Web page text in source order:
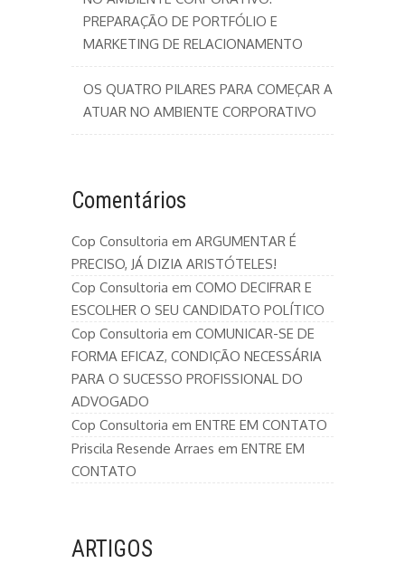
PREPARAÇÃO DE PORTFÓLIO E
MARKETING DE RELACIONAMENTO
OS QUATRO PILARES PARA COMEÇAR A
ATUAR NO AMBIENTE CORPORATIVO
Comentários
Cop Consultoria em ARGUMENTAR É
PRECISO, JÁ DIZIA ARISTÓTELES!
Cop Consultoria em COMO DECIFRAR E
ESCOLHER O SEU CANDIDATO POLÍTICO
Cop Consultoria em COMUNICAR-SE DE
FORMA EFICAZ, CONDIÇÃO NECESSÁRIA
PARA O SUCESSO PROFISSIONAL DO
ADVOGADO
Cop Consultoria em ENTRE EM CONTATO
Priscila Resende Arraes em ENTRE EM
CONTATO
ARTIGOS